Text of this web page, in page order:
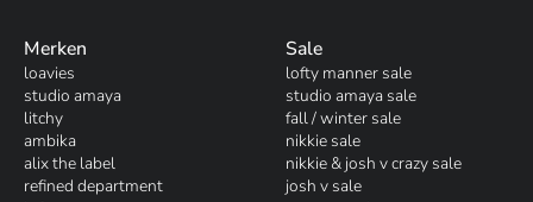
Merken
loavies
studio amaya
litchy
ambika
alix the label
refined department
Sale
lofty manner sale
studio amaya sale
fall / winter sale
nikkie sale
nikkie & josh v crazy sale
josh v sale